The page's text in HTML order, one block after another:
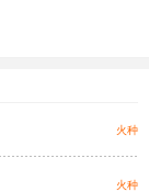
火种
火种